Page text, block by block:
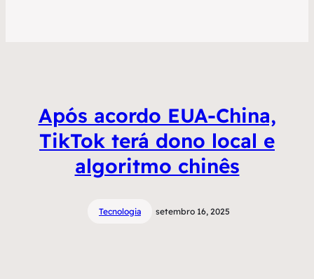
Após acordo EUA-China,
TikTok terá dono local e
algoritmo chinês
Tecnologia setembro 16, 2025